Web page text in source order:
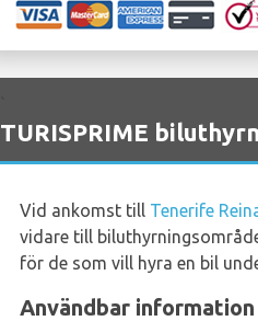
TURISPRIME
Vid ankomst till Tenerife
vidare till
för de som vill hyra en bil
Användbar